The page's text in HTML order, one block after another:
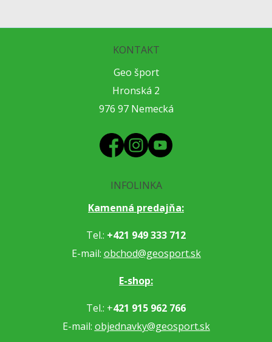
KONTAKT
Geo šport
Hronská 2
976 97 Nemecká
INFOLINKA
Kamenná predajňa:
Tel.: +421 949 333 712
E-mail: obchod@geosport.sk
E-shop:
Tel.: +421 915 962 766
E-mail: objednavky@geosport.sk